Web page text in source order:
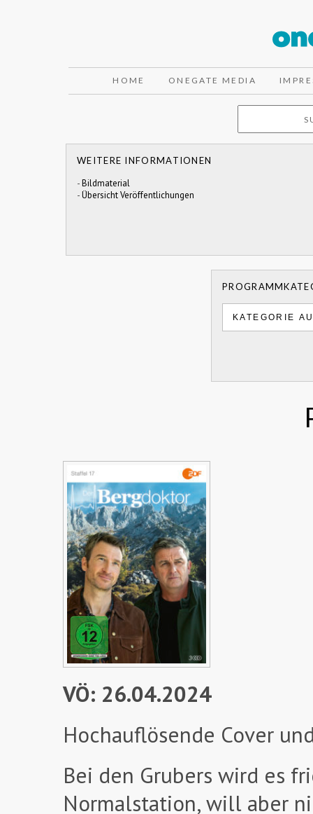
HOME ONEGATE MEDIA
WEITERE INFORMATIONEN
-Bildmaterial
-Übersicht Veröffentlichungen
VÖ: 26.04.2024
Hochauflösende Cover
Bei den Grubers wird es
Normalstation, will aber